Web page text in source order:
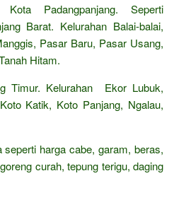
Padangpanjang. Seperti
Barat. Kelurahan Balai-balai,
Pasar Baru, Pasar Usang,
Hitam.
Timur. Kelurahan Ekor Lubuk,
Katik, Koto Panjang, Ngalau,
harga cabe, garam, beras,
curah, tepung terigu, daging